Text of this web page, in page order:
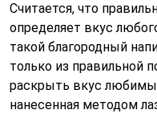
Считается, что
определяет вкус
такой благородный
только из правильной
раскрыть вкус
нанесенная методом